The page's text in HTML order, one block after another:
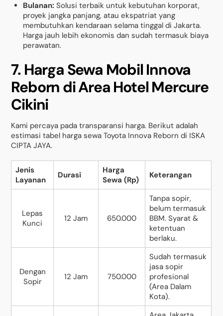
Bulanan: Solusi terbaik untuk kebutuhan korporat,
proyek jangka panjang, atau ekspatriat yang
membutuhkan kendaraan selama tinggal di Jakarta.
Harga jauh lebih ekonomis dan sudah termasuk biaya
perawatan.
7. Harga Sewa Mobil Innova
Reborn di Area Hotel Mercure
Cikini
Kami percaya pada transparansi harga. Berikut adalah
estimasi tabel harga sewa Toyota Innova Reborn di ISKA
CIPTA JAYA.
Jenis
Layanan
Durasi
Harga
Sewa (Rp)
Keterangan
Lepas
Kunci
12 Jam 650.000
Tanpa sopir,
belum termasuk
BBM. Syarat &
ketentuan
berlaku.
Dengan
Sopir
12 Jam 750.000
Sudah termasuk
jasa sopir
profesional
(Area Dalam
Kota).